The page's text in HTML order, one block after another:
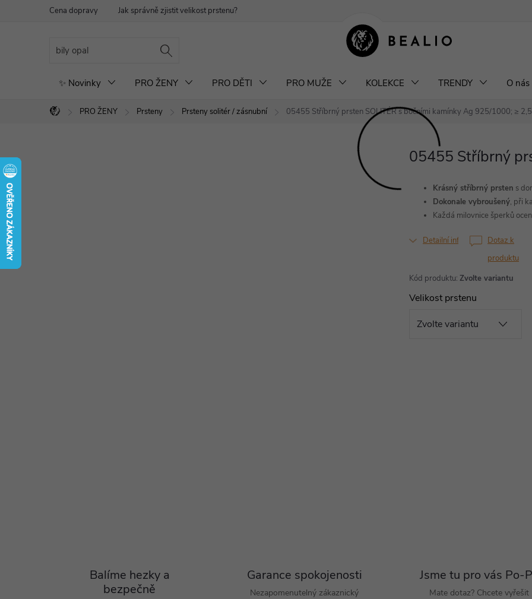
Cena dopravy Jak správně zjistit velikost prstenu?
✨ Novinky PRO ŽENY PRO DĚTI PRO MUŽE KOLEKCE TRENDY O nás
Domů
PRO ŽENY Prsteny Prsteny solitér / zásnubní 05455 Stříbrný prsten SOLITÉR s bočními kamínky Ag 925/1000; ≥
05455 Stříbrný
Kód produktu: Zvolte variantu
Krásný stříbrný prsten s
Dokonale vybroušený, při
Každá milovnice šperků
Detailní informace
Velikost prstenu
Dotaz k
produktu
Balíme hezky a
bezpečně
Garance spokojenosti
Nezapomenutelný zákaznický
Jsme tu pro vás Po-
Mate dotaz? Chcete vyřešit